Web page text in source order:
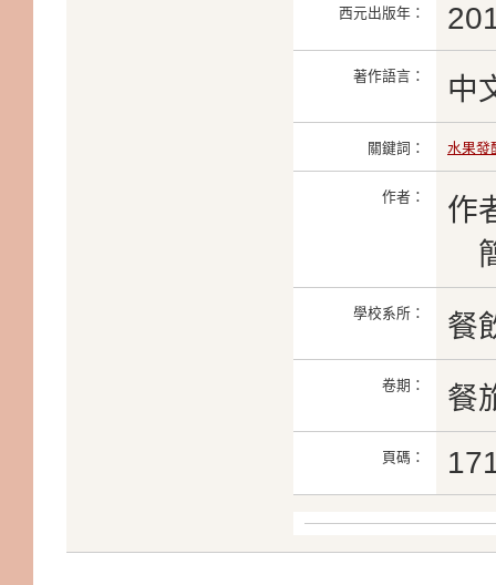
西元出版年：
著作語言： 中
關鍵詞： 水果發
作者：
作
學校系所： 餐
卷期： 餐
頁碼：